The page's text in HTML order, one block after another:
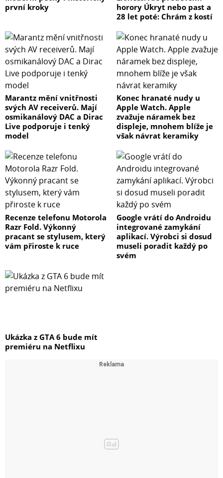
první kroky
horory Úkryt nebo past a
28 let poté: Chrám z kostí
Marantz mění vnitřnosti
svých AV receiverů. Mají
osmikanálový DAC a Dirac
Live podporuje i tenký
model
Konec hranaté nudy u
Apple Watch. Apple
zvažuje náramek bez
displeje, mnohem blíže je
však návrat keramiky
Recenze telefonu Motorola
Razr Fold. Výkonný
pracant se stylusem, který
vám přiroste k ruce
Google vrátí do Androidu
integrované zamykání
aplikací. Výrobci si dosud
museli poradit každý po
svém
Ukázka z GTA 6 bude mít
premiéru na Netflixu